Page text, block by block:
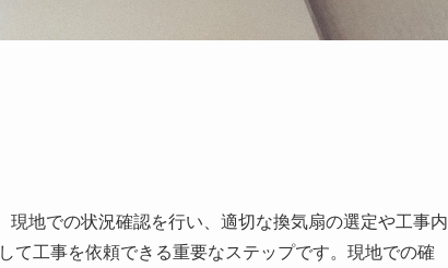
地での状況確認を行い、適切な換気扇の選定や工事内
て工事を依頼できる重要なステップです。現地での確